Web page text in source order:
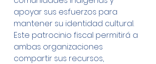
apoyar sus esfuerzos para
mantener su identidad cultural.
Este patrocinio fiscal permitirá a
ambas organizaciones
compartir sus recursos,